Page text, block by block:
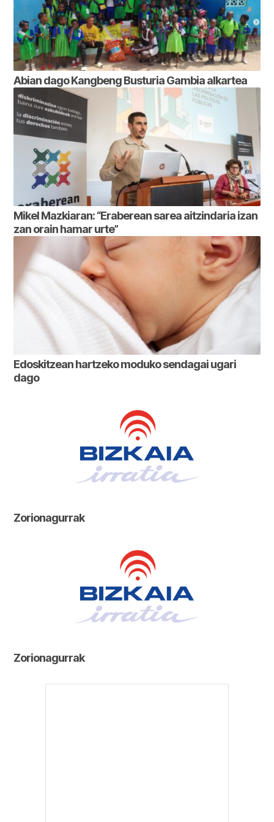
Abian dago Kangbeng Busturia Gambia alkartea
Mikel Mazkiaran: “Eraberean sarea aitzindaria izan
zan orain hamar urte”
Edoskitzean hartzeko moduko sendagai ugari
dago
Zorionagurrak
Zorionagurrak